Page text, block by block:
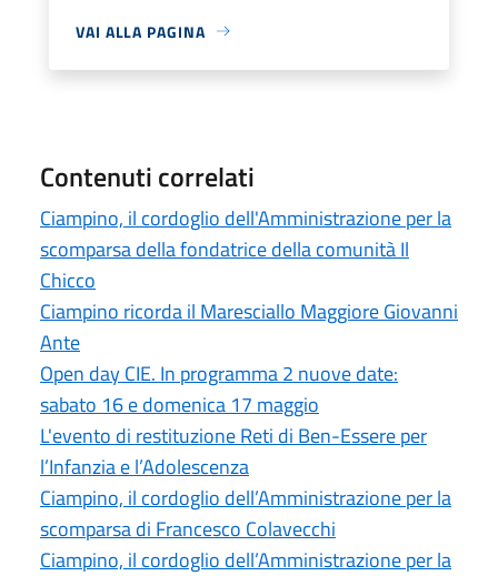
VAI ALLA PAGINA
Contenuti correlati
Ciampino, il cordoglio dell'Amministrazione per la
scomparsa della fondatrice della comunità Il
Chicco
Ciampino ricorda il Maresciallo Maggiore Giovanni
Ante
Open day CIE. In programma 2 nuove date:
sabato 16 e domenica 17 maggio
L'evento di restituzione Reti di Ben-Essere per
l’Infanzia e l’Adolescenza
Ciampino, il cordoglio dell’Amministrazione per la
scomparsa di Francesco Colavecchi
Ciampino, il cordoglio dell’Amministrazione per la